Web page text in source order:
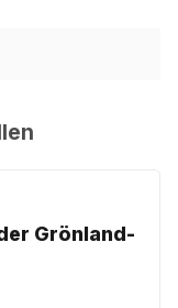
Grönland-